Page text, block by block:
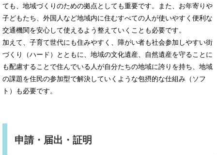
ても、地域づくりのための拠点としても重要です。また、お年寄りや
子どもたち、外国人など地域内に住むすべての人が使いやすく便利な
交通機関を安心して使えるよう整えていくことも必要です。
加えて、子育て世代にも住みやすく、障がい者も社会参加しやすい街
づくり（ハード）とともに、地域の文化遺産、自然遺産を守ることに
も配慮することで住んでいる人が自分たちの地域に誇りを持ち、地域
の課題を住民の参加型で解決していくような包摂的な仕組み（ソフ
ト）も必要です。
申請・届出・証明